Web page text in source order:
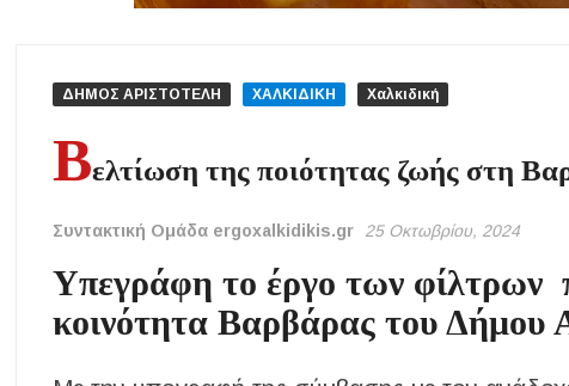
ΔΗΜΟΣ ΑΡΙΣΤΟΤΕΛΗ ΧΑΛΚΙΔΙΚΗ Χαλκιδική
Βελτίωση της ποιότητας ζωής στη
Συντακτική Ομάδα ergoxalkidikis.gr 25 Οκτωβρίου, 2024
Υπεγράφη το έργο των φίλτρων
κοινότητα Βαρβάρας του Δήμου